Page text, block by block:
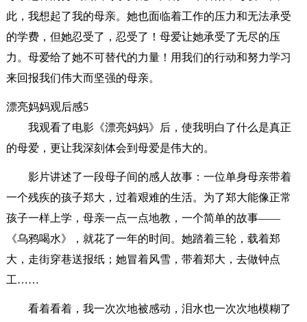
此，我想起了我的母亲。她也面临着工作的压力和无法承受
的学费，但她忍受了，忍受了！母爱让她承受了无尽的压
力。母爱给了她不可替代的力量！用我们的行动和努力学习
来回报我们伟大而坚强的母亲。
漂亮妈妈观后感5
我观看了电影《漂亮妈妈》后，使我明白了什么是真正
的母爱，更让我深刻体会到母爱是伟大的。
影片讲述了一段母子间的感人故事：一位单身母亲带着
一个残疾的孩子郑大，过着艰难的生活。为了郑大能像正常
孩子一样上学，母亲一点一点地教，一个简单的故事——
《乌鸦喝水》，就花了一年的时间。她踏着三轮，载着郑
大，走街穿巷送报纸；她冒着风雪，带着郑大，去做钟点
工……
看着看着，我一次次地被感动，泪水也一次次地模糊了